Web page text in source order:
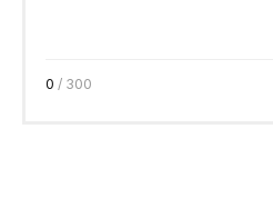
0 / 300